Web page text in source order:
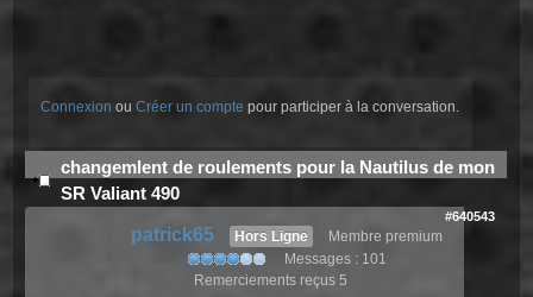
Connexion ouCréer un compte pour participer à la conversation.
changemlent de roulements pour la Nautilus de mon
SR Valiant 490
#640543
patrick65 Hors Ligne
Membre premium
Messages : 101
Remerciements reçus 5